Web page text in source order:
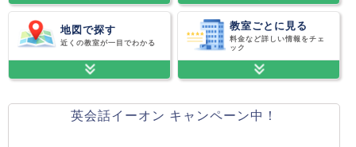
地図で探す
近くの教室が一目でわかる
教室ごとに見る
料金など詳しい情報をチェ
ック
英会話イーオン キャンペーン中！